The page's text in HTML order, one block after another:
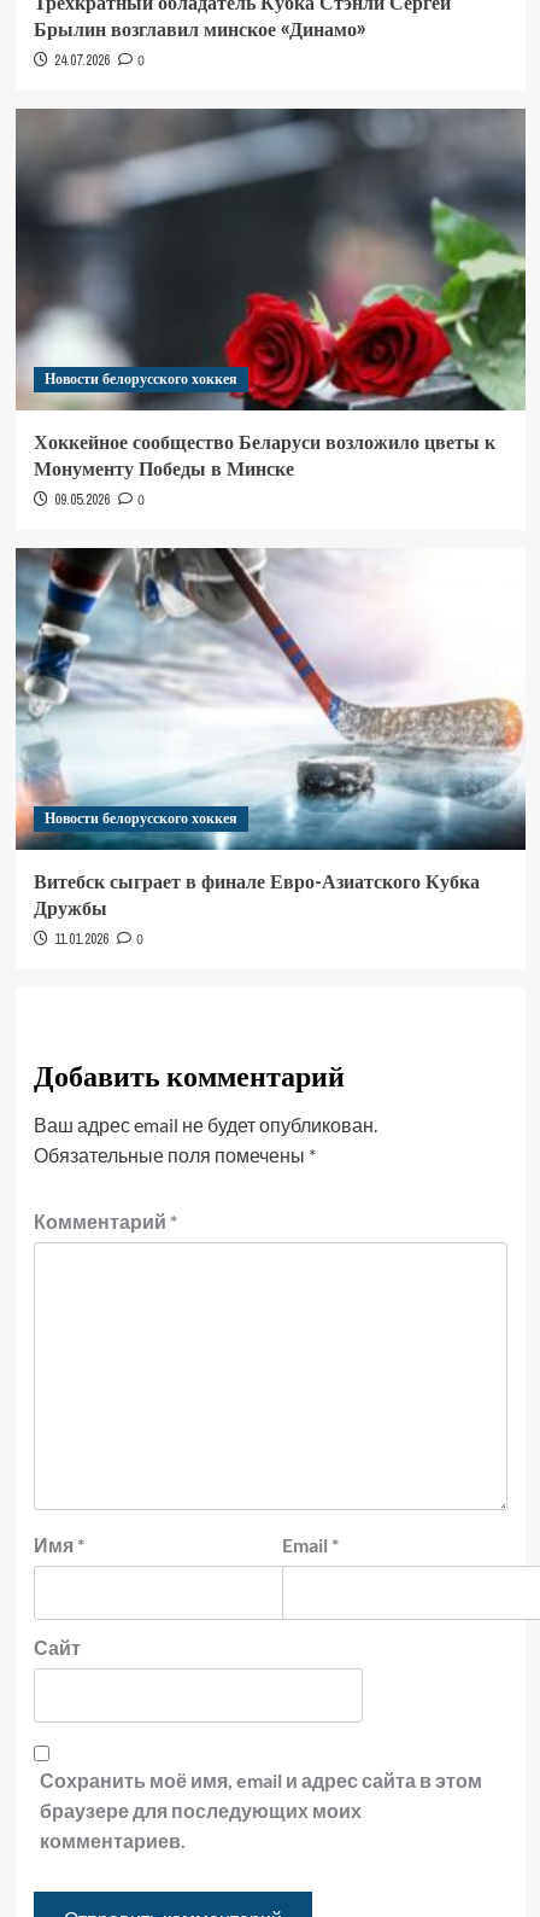
Брылин возглавил минское «Динамо»
24.07.2026 0
Новости белорусского хоккея
Хоккейное сообщество Беларуси возложило цветы к
Монументу Победы в Минске
09.05.2026 0
Новости белорусского хоккея
Витебск сыграет в финале Евро-Азиатского Кубка
Дружбы
11.01.2026 0
Добавить комментарий
Ваш адрес email не будет опубликован.
Обязательные поля помечены *
Комментарий *
Имя * Email *
Сайт
Сохранить моё имя, email и адрес сайта в этом
браузере для последующих моих
комментариев.